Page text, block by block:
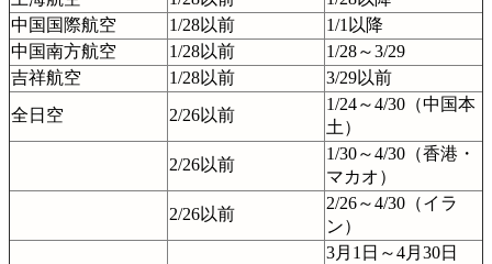
中国国際航空
1/28以前
1/1以降
中国南方航空
1/28以前
1/28～3/29
吉祥航空
1/28以前
3/29以前
全日空
2/26以前
1/24～4/30（中国本
土）
2/26以前
1/30～4/30（香港・
マカオ）
2/26以前
2/26～4/30（イラ
ン）
3月1日～4月30日